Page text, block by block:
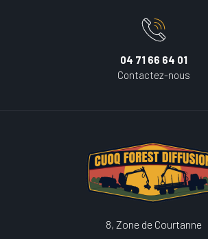
04 71 66 64 01
Contactez-nous
8, Zone de Courtanne